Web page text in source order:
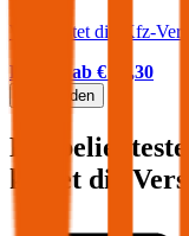
Was kostet die Kfz-
Prämie ab € 45,30
Mehr laden
Die
kostet die